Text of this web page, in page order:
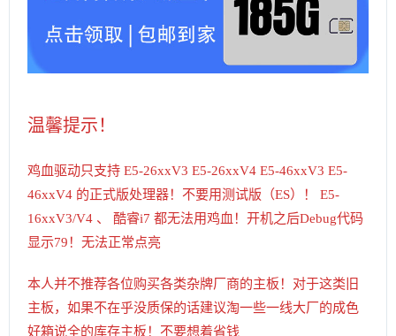
温馨提示！
鸡血驱动只支持 E5-26xxV3 E5-26xxV4 E5-46xxV3 E5-
46xxV4 的正式版处理器！不要用测试版（ES）！ E5-
16xxV3/V4 、 酷睿i7 都无法用鸡血！开机之后Debug代码
显示79！无法正常点亮
本人并不推荐各位购买各类杂牌厂商的主板！对于这类旧
主板，如果不在乎没质保的话建议淘一些一线大厂的成色
好箱说全的库存主板！不要想着省钱